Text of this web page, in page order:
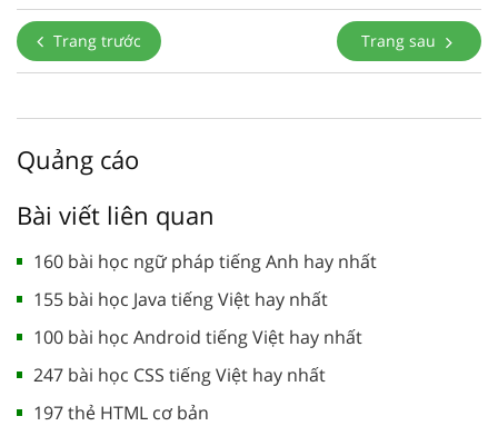
Trang trước Trang sau
Quảng cáo
Bài viết liên quan
160 bài học ngữ pháp tiếng Anh hay nhất
155 bài học Java tiếng Việt hay nhất
100 bài học Android tiếng Việt hay nhất
247 bài học CSS tiếng Việt hay nhất
197 thẻ HTML cơ bản